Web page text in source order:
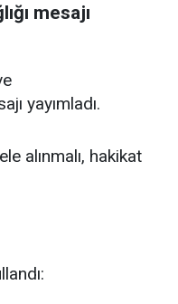
mesajı
yayımladı.
alınmalı, hakikat